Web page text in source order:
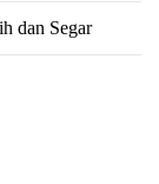
dan Segar